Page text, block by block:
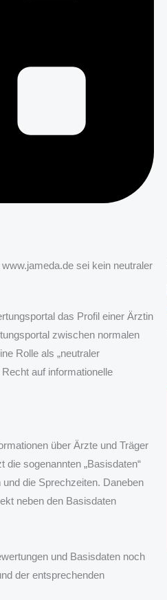
sei kein neutraler
das Profil einer Ärztin
zwischen normalen
Rolle als „neutraler
auf informationelle
über Ärzte und Träger
sogenannten „Basisdaten“
die Sprechzeiten. Daneben
neben den Basisdaten
und Basisdaten noch
der entsprechenden